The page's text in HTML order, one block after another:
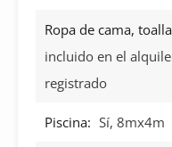
Ropa de cama,
incluido en el
registrado
Piscina: Sí, 8mx4m